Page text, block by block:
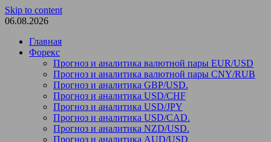
Skip to content
06.08.2026
Главная
Форекс
Прогноз и аналитика валютной пары EUR/USD
Прогноз и аналитика валютной пары CNY/RUB
Прогноз и аналитика GBP/USD.
Прогноз и аналитика USD/CHF
Прогноз и аналитика USD/JPY
Прогноз и аналитика USD/CAD.
Прогноз и аналитика NZD/USD.
Прогноз и аналитика AUD/USD